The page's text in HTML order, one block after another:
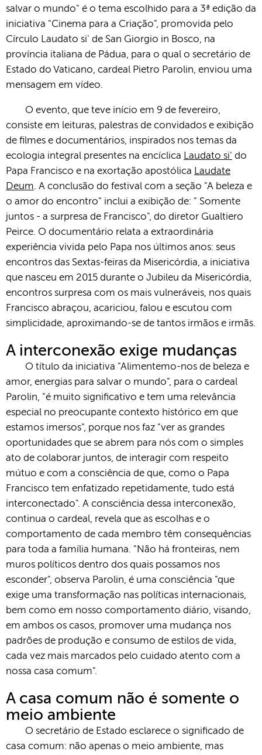
salvar o mundo" é o tema escolhido para a 3ª edição da
iniciativa "Cinema para a Criação", promovida pelo
Círculo Laudato si' de San Giorgio in Bosco, na
província italiana de Pádua, para o qual o secretário de
Estado do Vaticano, cardeal Pietro Parolin, enviou uma
mensagem em vídeo.
O evento, que teve início em 9 de fevereiro,
consiste em leituras, palestras de convidados e exibição
de filmes e documentários, inspirados nos temas da
ecologia integral presentes na encíclica Laudato si' do
Papa Francisco e na exortação apostólica Laudate
Deum. A conclusão do festival com a seção "A beleza e
o amor do encontro" inclui a exibição de: " Somente
juntos - a surpresa de Francisco", do diretor Gualtiero
Peirce. O documentário relata a extraordinária
experiência vivida pelo Papa nos últimos anos: seus
encontros das Sextas-feiras da Misericórdia, a iniciativa
que nasceu em 2015 durante o Jubileu da Misericórdia,
encontros surpresa com os mais vulneráveis, nos quais
Francisco abraçou, acariciou, falou e escutou com
simplicidade, aproximando-se de tantos irmãos e irmãs.
A interconexão exige mudanças
O título da iniciativa "Alimentemo-nos de beleza e
amor, energias para salvar o mundo", para o cardeal
Parolin, "é muito significativo e tem uma relevância
especial no preocupante contexto histórico em que
estamos imersos", porque nos faz "ver as grandes
oportunidades que se abrem para nós com o simples
ato de colaborar juntos, de interagir com respeito
mútuo e com a consciência de que, como o Papa
Francisco tem enfatizado repetidamente, tudo está
interconectado". A consciência dessa interconexão,
continua o cardeal, revela que as escolhas e o
comportamento de cada membro têm consequências
para toda a família humana. "Não há fronteiras, nem
muros políticos dentro dos quais possamos nos
esconder", observa Parolin, é uma consciência "que
exige uma transformação nas políticas internacionais,
bem como em nosso comportamento diário, visando,
em ambos os casos, promover uma mudança nos
padrões de produção e consumo de estilos de vida,
cada vez mais marcados pelo cuidado atento com a
nossa casa comum".
A casa comum não é somente o
meio ambiente
O secretário de Estado esclarece o significado de
casa comum: não apenas o meio ambiente, mas